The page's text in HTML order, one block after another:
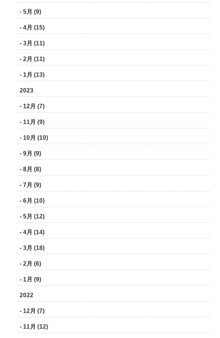
- 5月 (9)
- 4月 (15)
- 3月 (11)
- 2月 (11)
- 1月 (13)
2023
- 12月 (7)
- 11月 (9)
- 10月 (10)
- 9月 (9)
- 8月 (8)
- 7月 (9)
- 6月 (10)
- 5月 (12)
- 4月 (14)
- 3月 (18)
- 2月 (6)
- 1月 (9)
2022
- 12月 (7)
- 11月 (12)